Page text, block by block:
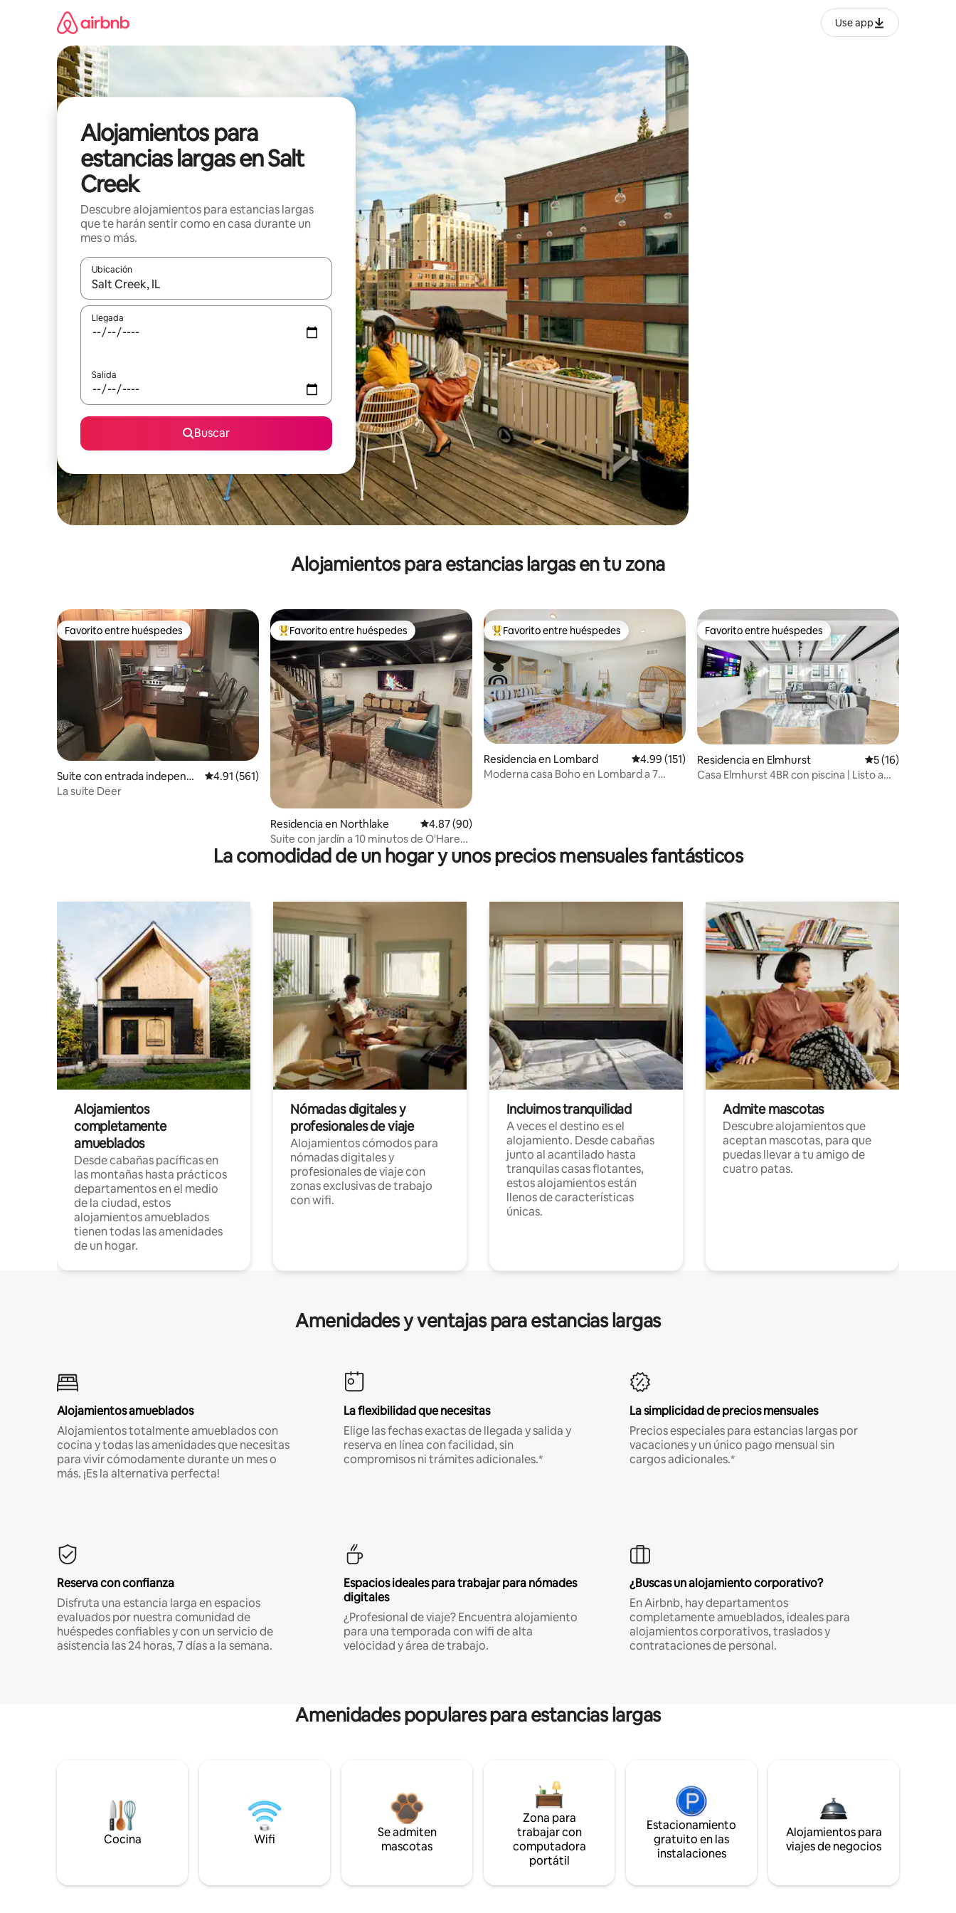
Use app
Alojamientos para
estancias largas en Salt
Creek
Descubre alojamientos para estancias largas
que te harán sentir como en casa durante un
mes o más.
Ubicación
Cuando los resultados estén disponibles, podrás navegar usando las teclas de las flechas hacia arriba y hacia abajo, o bien tocando y deslizando la pantalla.
Llegada
Salida
Buscar
Alojamientos para estancias largas en tu zona
Favorito entre huéspedes
Favorito entre huéspedes
Suite con entrada independi
ente en Wood Dale
Calificación promedio: 4.91 de 5; 561 evaluaciones
4.91 (561)
La suite Deer
De los mejores en Favorito entre huéspedes
Favorito entre huéspedes
Residencia en Northlake Calificación promedio: 4.87 de 5; 90 evaluaciones
4.87 (90)
Suite con jardín a 10 minutos de O'Hare
con patio y parrilla
De los mejores en Favorito entre huéspedes
Favorito entre huéspedes
Residencia en Lombard Calificación promedio: 4.99 de 5; 151 evaluaciones
4.99 (151)
Moderna casa Boho en Lombard a 7
Favorito entre huéspedes
Favorito entre huéspedes
Residencia en Elmhurst Calificación
5 (16)
Casa Elmhurst 4BR con piscina | Listo a
La comodidad de un hogar y unos precios mensuales fantásticos
Alojamientos
completamente
amueblados
Desde cabañas pacíficas en
las montañas hasta prácticos
departamentos en el medio
de la ciudad, estos
alojamientos amueblados
tienen todas las amenidades
de un hogar.
Nómadas digitales y
profesionales de viaje
Alojamientos cómodos para
nómadas digitales y
profesionales de viaje con
zonas exclusivas de trabajo
con wifi.
Incluimos tranquilidad
A veces el destino es el
alojamiento. Desde cabañas
junto al acantilado hasta
tranquilas casas flotantes,
estos alojamientos están
llenos de características
únicas.
Admite mascotas
Descubre alojamientos que
aceptan mascotas, para que
puedas llevar a tu amigo de
cuatro patas.
Amenidades y ventajas para estancias largas
Alojamientos amueblados
Alojamientos totalmente amueblados con
cocina y todas las amenidades que necesitas
para vivir cómodamente durante un mes o
más. ¡Es la alternativa perfecta!
La flexibilidad que necesitas
Elige las fechas exactas de llegada y salida y
reserva en línea con facilidad, sin
compromisos ni trámites adicionales.*
La simplicidad de precios mensuales
Precios especiales para estancias largas por
vacaciones y un único pago mensual sin
cargos adicionales.*
Reserva con confianza
Disfruta una estancia larga en espacios
evaluados por nuestra comunidad de
huéspedes confiables y con un servicio de
asistencia las 24 horas, 7 días a la semana.
Espacios ideales para trabajar para nómades
digitales
¿Profesional de viaje? Encuentra alojamiento
para una temporada con wifi de alta
velocidad y área de trabajo.
¿Buscas un alojamiento corporativo?
En Airbnb, hay departamentos
completamente amueblados, ideales para
alojamientos corporativos, traslados y
contrataciones de personal.
Amenidades populares para estancias largas
Cocina Wifi
Se admiten
mascotas
Zona para
trabajar con
computadora
portátil
Estacionamiento
gratuito en las
instalaciones
Alojamientos para
viajes de negocios